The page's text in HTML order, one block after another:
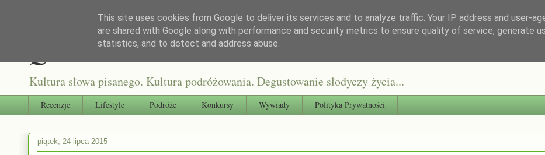
Qultura słowa
Kultura słowa pisanego. Kultura podróżowania. Degustowanie słodyczy życia...
Recenzje Lifestyle Podróże Konkursy Wywiady Polityka Prywatności
piątek, 24 lipca 2015
This site uses cookies from Google to deliver its services and to analyze traffic. Your IP address and user-
are shared with Google along with performance and security metrics to ensure quality of service, generate
statistics, and to detect and address abuse.